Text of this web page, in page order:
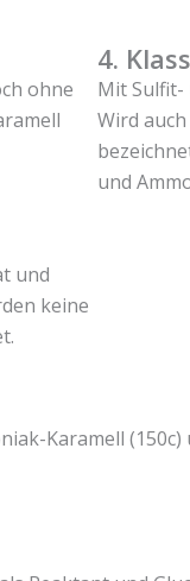
ohne
und
keine
4.
Mit Sulfit-
Wird
und
Karamell